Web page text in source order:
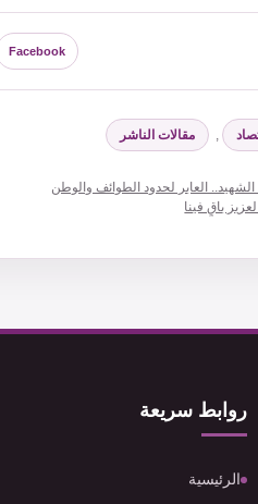
Facebook
مقالات الناشر
الشهيد.. العابر لحدود الطوائف والوطن
باقٍ فينا
روابط سريعة
الرئيسية